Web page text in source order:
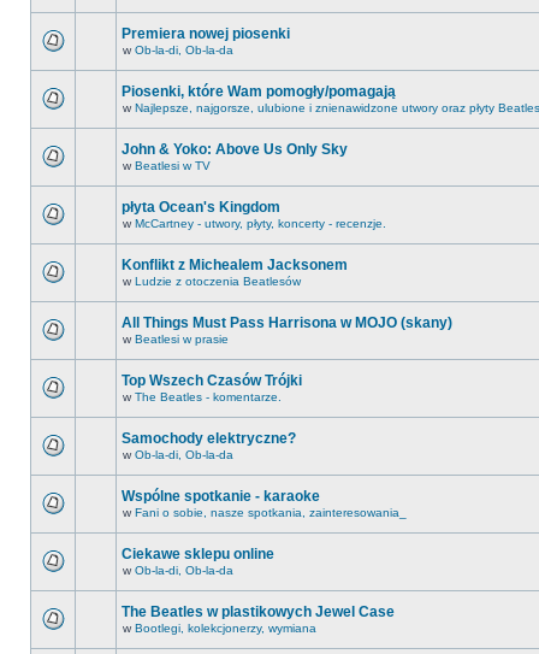
Premiera nowej piosenki
w Ob-la-di, Ob-la-da
Piosenki, które Wam pomogły/pomagają
w Najlepsze, najgorsze, ulubione i znienawidzone utwory oraz płyty
John & Yoko: Above Us Only Sky
w Beatlesi w TV
płyta Ocean's Kingdom
w McCartney - utwory, płyty, koncerty - recenzje.
Konflikt z Michealem Jacksonem
w Ludzie z otoczenia Beatlesów
All Things Must Pass Harrisona w MOJO (skany)
w Beatlesi w prasie
Top Wszech Czasów Trójki
w The Beatles - komentarze.
Samochody elektryczne?
w Ob-la-di, Ob-la-da
Wspólne spotkanie - karaoke
w Fani o sobie, nasze spotkania, zainteresowania_
Ciekawe sklepu online
w Ob-la-di, Ob-la-da
The Beatles w plastikowych Jewel Case
w Bootlegi, kolekcjonerzy, wymiana